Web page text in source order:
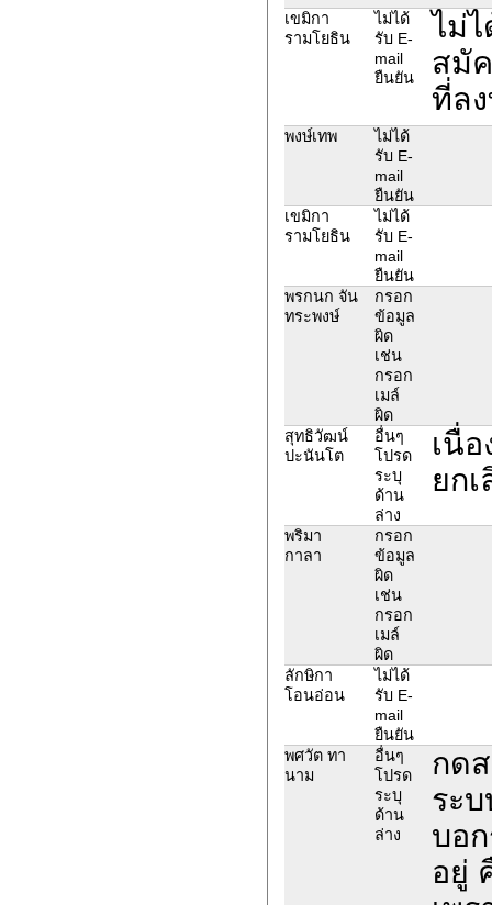
เขมิกา
รามโยธิน
ไม่ได้
รับ E-
mail
ยืนยัน
ไม่
สมั
ที่ล
พงษ์เทพ
ไม่ได้
รับ E-
mail
ยืนยัน
เขมิกา
รามโยธิน
ไม่ได้
รับ E-
mail
ยืนยัน
พรกนก จัน
ทระพงษ์
กรอก
ข้อมูล
ผิด
เช่น
กรอก
เมล์
ผิด
สุทธิวัฒน์
ปะนันโต
อื่นๆ
โปรด
ระบุ
ด้าน
ล่าง
เนื่
ยก
พริมา
กาลา
กรอก
ข้อมูล
ผิด
เช่น
กรอก
เมล์
ผิด
ลักษิกา
โอนอ่อน
ไม่ได้
รับ E-
mail
ยืนยัน
พศวัต ทา
นาม
อื่นๆ
โปรด
ระบุ
ด้าน
ล่าง
กด
ระ
บอ
อยู่